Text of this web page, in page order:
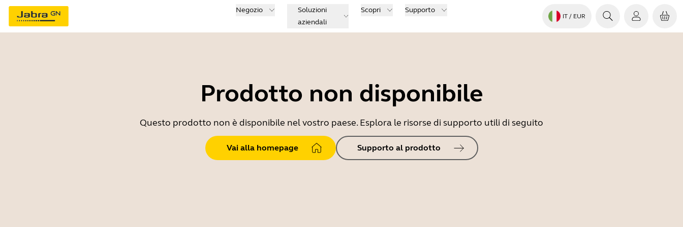
Negozio
Soluzioni
aziendali
Scopri Supporto
IT / EUR
Prodotto non disponibile
Questo prodotto non è disponibile nel vostro paese. Esplora le risorse di supporto utili di seguito
Vai alla homepage Supporto al prodotto